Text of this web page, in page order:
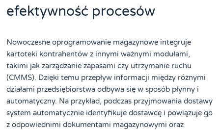
efektywność procesów
Nowoczesne oprogramowanie magazynowe integruje
kartoteki kontrahentów z innymi ważnymi modułami,
takimi jak zarządzanie zapasami czy utrzymanie ruchu
(CMMS). Dzięki temu przepływ informacji między różnymi
działami przedsiębiorstwa odbywa się w sposób płynny i
automatyczny. Na przykład, podczas przyjmowania dostawy
system automatycznie identyfikuje dostawcę i powiązuje go
z odpowiednimi dokumentami magazynowymi oraz